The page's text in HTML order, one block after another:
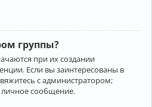
группы?
при их создании
Если вы заинтересованы в
с администратором;
сообщение.